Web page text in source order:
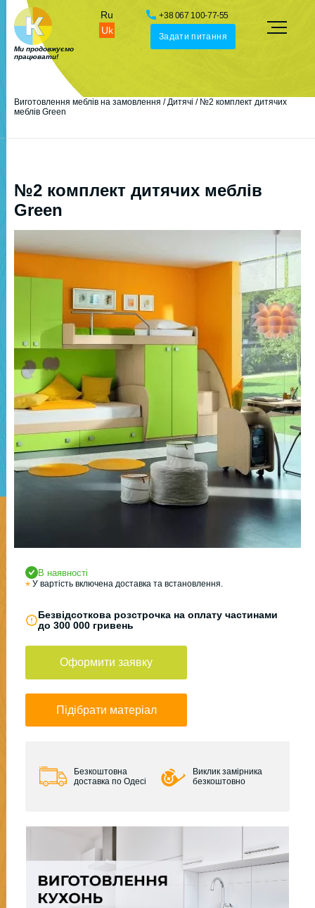
Ми продовжуємо
працювати!
Uk
Ru +38 067 100-77-55
Задати питання
Виготовлення меблів на замовлення /Дитячі / №2 комплект дитячих
меблів Green
№2 комплект дитячих меблів
Green
В наявності
* У вартість включена доставка та встановлення.
Безвідсоткова розстрочка на оплату частинами
до 300 000 гривень
Оформити заявку
Підібрати матеріал
Безкоштовна
доставка по Одесі
Виклик замірника
безкоштовно